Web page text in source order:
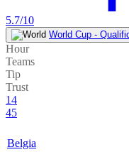
5.7/10
World Cup -
Hour
Teams
Tip
Trust
14
45
Belgia